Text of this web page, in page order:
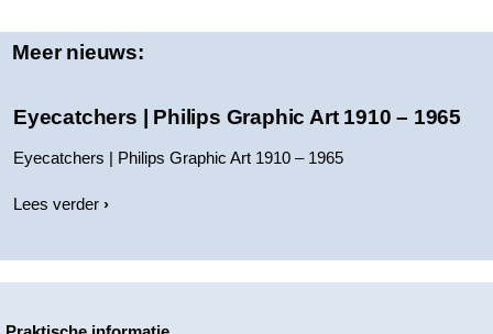
Meer nieuws:
Eyecatchers | Philips Graphic Art 1910 – 1965
Eyecatchers | Philips Graphic Art 1910 – 1965
Lees verder